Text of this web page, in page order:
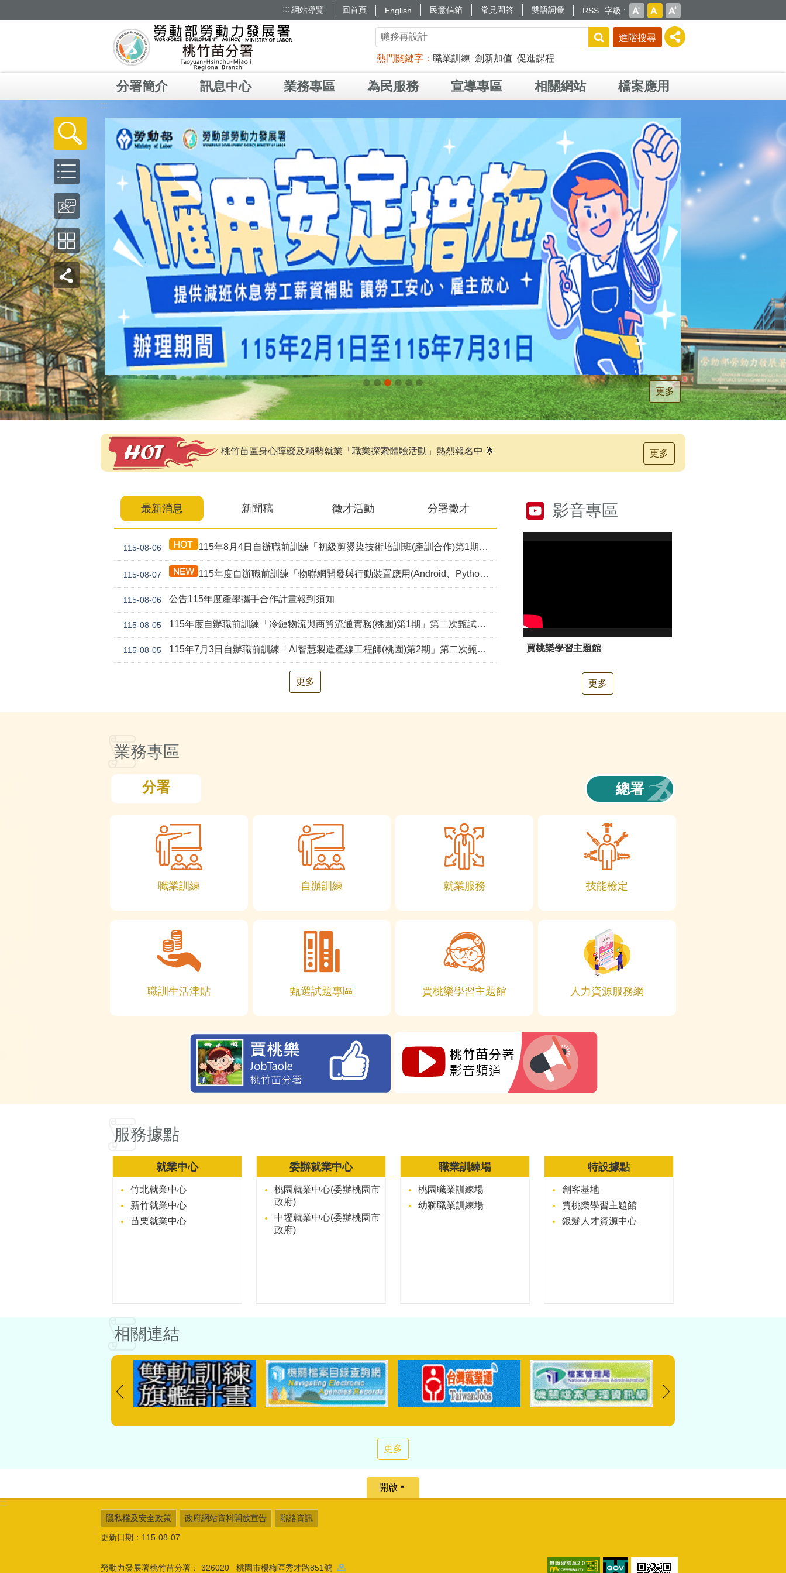
::: 網站導覽 回首頁 English 民意信箱 常見問答 雙語詞彙 RSS 字級
進階搜尋
熱門關鍵字 職業訓練 創新加值 促進課程
分署簡介 訊息中心 業務專區 為民服務 宣導專區 相關網站 檔案應用
:::
更多
桃竹苗區身心障礙及弱勢就業「職業探索體驗活動」熱烈報名中 🌟 更多
最新消息 新聞稿 徵才活動 分署徵才
115-08-06 115年8月4日自辦職前訓練「初級剪燙染技術培訓班(產訓合作)第1期」甄試錄取公告
115-08-07 115年度自辦職前訓練「物聯網開發與行動裝置應用(Android、Python、AI、Embedded System)幼獅-第2期」甄試資訊公告
115-08-06 公告115年度產學攜手合作計畫報到須知
115-08-05 115年度自辦職前訓練「冷鏈物流與商貿流通實務(桃園)第1期」第二次甄試資訊公告
115-08-05 115年7月3日自辦職前訓練「AI智慧製造產線工程師(桃園)第2期」第二次甄試錄取公告
更多
影音專區
賈桃樂學習主題館
更多
業務專區
分署 總署
職業訓練 自辦訓練 就業服務 技能檢定
職訓生活津貼 甄選試題專區 賈桃樂學習主題館 人力資源服務網
服務據點
就業中心
竹北就業中心
新竹就業中心
苗栗就業中心
委辦就業中心
桃園就業中心(委辦桃園市
政府)
中壢就業中心(委辦桃園市
政府)
職業訓練場
桃園職業訓練場
幼獅職業訓練場
特設據點
創客基地
賈桃樂學習主題館
銀髮人才資源中心
相關連結
更多
:::
開啟
隱私權及安全政策 政府網站資料開放宣告 聯絡資訊
更新日期：115-08-07
勞動力發展署桃竹苗分署： 326020 桃園市楊梅區秀才路851號